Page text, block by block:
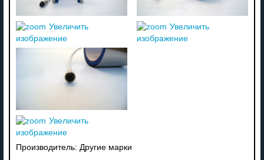
Увеличить
изображение
Увеличить
изображение
Увеличить
изображение
Производитель: Другие марки